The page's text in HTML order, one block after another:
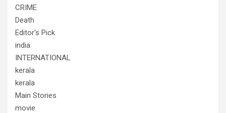
CRIME
Death
Editor's Pick
india
INTERNATIONAL
kerala
kerala
Main Stories
movie